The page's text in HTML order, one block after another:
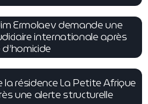
Ermolaev demande une
internationale après
résidence La Petite Afrique
une alerte structurelle